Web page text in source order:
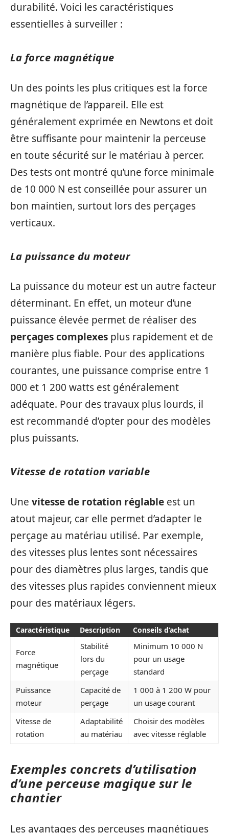
durabilité. Voici les caractéristiques
essentielles à surveiller :
La force magnétique
Un des points les plus critiques est la force
magnétique de l’appareil. Elle est
généralement exprimée en Newtons et doit
être suffisante pour maintenir la perceuse
en toute sécurité sur le matériau à percer.
Des tests ont montré qu’une force minimale
de 10 000 N est conseillée pour assurer un
bon maintien, surtout lors des perçages
verticaux.
La puissance du moteur
La puissance du moteur est un autre facteur
déterminant. En effet, un moteur d’une
puissance élevée permet de réaliser des
perçages complexes plus rapidement et de
manière plus fiable. Pour des applications
courantes, une puissance comprise entre 1
000 et 1 200 watts est généralement
adéquate. Pour des travaux plus lourds, il
est recommandé d’opter pour des modèles
plus puissants.
Vitesse de rotation variable
Une vitesse de rotation réglable est un
atout majeur, car elle permet d’adapter le
perçage au matériau utilisé. Par exemple,
des vitesses plus lentes sont nécessaires
pour des diamètres plus larges, tandis que
des vitesses plus rapides conviennent mieux
pour des matériaux légers.
Caractéristique Description Conseils d’achat
Force
magnétique
Stabilité
lors du
perçage
Minimum 10 000 N
pour un usage
standard
Puissance
moteur
Capacité de
perçage
1 000 à 1 200 W pour
un usage courant
Vitesse de
rotation
Adaptabilité
au matériau
Choisir des modèles
avec vitesse réglable
Exemples concrets d’utilisation
d’une perceuse magique sur le
chantier
Les avantages des perceuses magnétiques